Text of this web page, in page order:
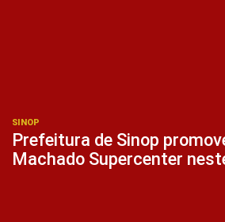
SINOP
Prefeitura de Sinop
Machado Supercenter